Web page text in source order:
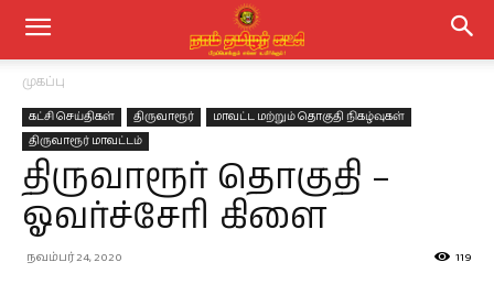
முகப்பு
கட்சி செய்திகள் திருவாரூர்
மாவட்ட மற்றும் தொகுதி நிகழ்வுகள்
திருவாரூர் மாவட்டம்
திருவாரூர் தொகுதி –
ஓவர்ச்சேரி கிளை
நவம்பர் 24, 2020 119